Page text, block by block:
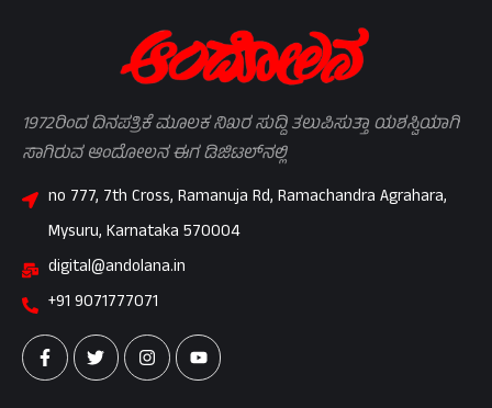
1972ರಿಂದ ದಿನಪತ್ರಿಕೆ ಮೂಲಕ ನಿಖರ ಸುದ್ದಿ ತಲುಪಿಸುತ್ತಾ ಯಶಸ್ವಿಯಾಗಿ
ಸಾಗಿರುವ ಆಂದೋಲನ ಈಗ ಡಿಜಿಟಲ್‌ನಲ್ಲಿ
no 777, 7th Cross, Ramanuja Rd, Ramachandra Agrahara,
Mysuru, Karnataka 570004
digital@andolana.in
+91 9071777071